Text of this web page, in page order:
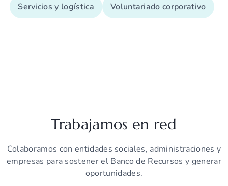
Servicios y logística Voluntariado corporativo
Trabajamos en red
Colaboramos con entidades sociales, administraciones y
empresas para sostener el Banco de Recursos y generar
oportunidades.